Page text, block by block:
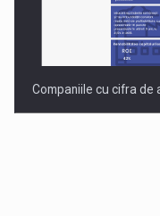
Companiile cu cifra de